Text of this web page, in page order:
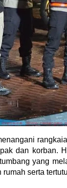
dan korban.
yang
serta